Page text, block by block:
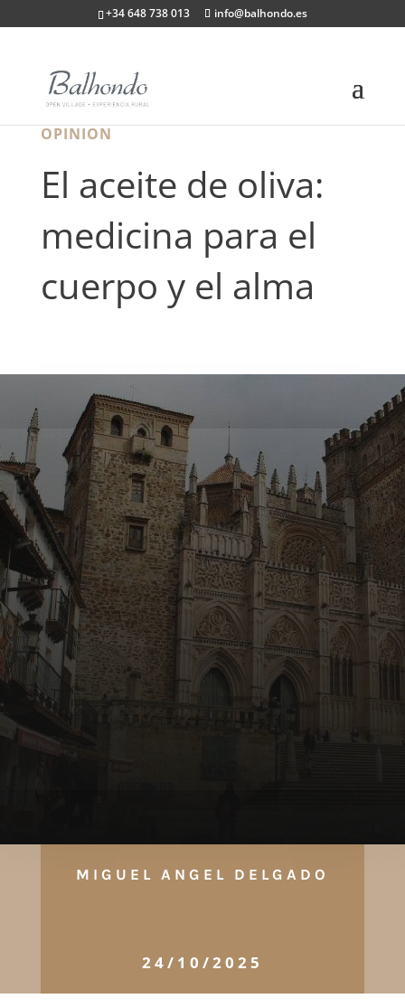
+34 648 738 013 info@balhondo.es
OPINION
El aceite de oliva:
medicina para el
cuerpo y el alma
MIGUEL ANGEL DELGADO
24/10/2025